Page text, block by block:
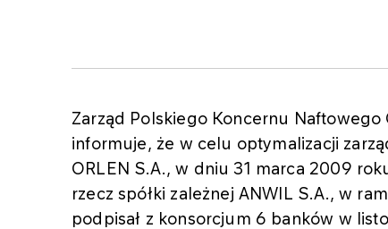
Zarząd Polskiego Koncernu Naftowego
informuje, że w celu optymalizacji
ORLEN S.A., w dniu 31 marca 2009
rzecz spółki zależnej ANWIL S.A., w
podpisał z konsorcjum 6 banków w